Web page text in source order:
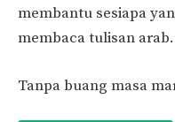
membantu sesiapa
membaca tulisan arab.
Tanpa buang masa